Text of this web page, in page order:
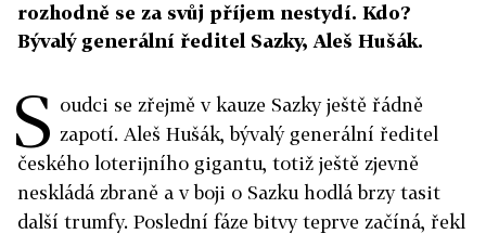
rozhodně se za svůj příjem nestydí. Kdo?
Bývalý generální ředitel Sazky, Aleš Hušák.
S oudci se zřejmě v kauze Sazky ještě řádně
zapotí. Aleš Hušák, bývalý generální ředitel
českého loterijního gigantu, totiž ještě zjevně
neskládá zbraně a v boji o Sazku hodlá brzy tasit
další trumfy. Poslední fáze bitvy teprve začíná, řekl